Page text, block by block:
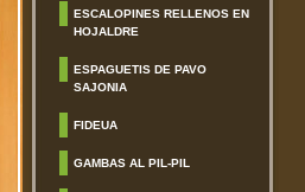
ESCALOPINES RELLENOS EN
HOJALDRE
ESPAGUETIS DE PAVO
SAJONIA
FIDEUA
GAMBAS AL PIL-PIL